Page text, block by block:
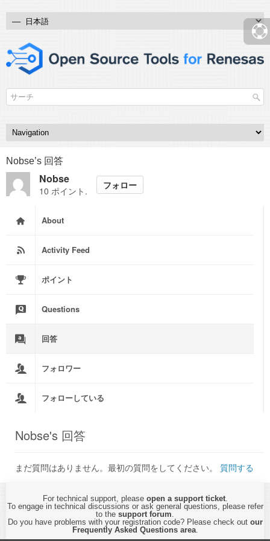
Nobse’s 回答
Nobse
10 ポイント.
フォロー
About
Activity Feed
ポイント
Questions
回答
フォロワー
フォローしている
Nobse's 回答
まだ質問はありません。最初の質問をしてください。 質問する
For technical support, please open a support ticket.
To engage in technical discussions or ask general questions, please refer
to the support forum.
Do you have problems with your registration code? Please check out our
Frequently Asked Questions area.